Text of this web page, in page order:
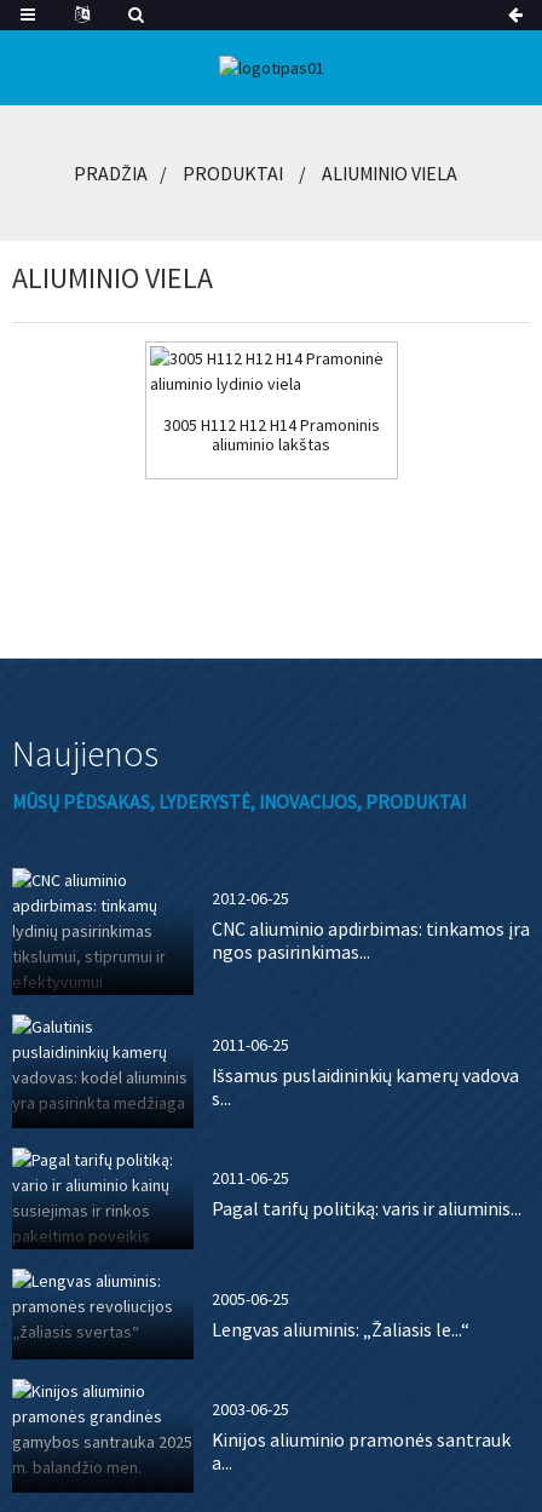
PRADŽIA PRODUKTAI ALIUMINIO VIELA
ALIUMINIO VIELA
3005 H112 H12 H14 Pramoninis
aliuminio lakštas
Naujienos
MŪSŲ PĖDSAKAS, LYDERYSTĖ, INOVACIJOS, PRODUKTAI
2012-06-25
CNC aliuminio apdirbimas: tinkamos įra
ngos pasirinkimas...
2011-06-25
Išsamus puslaidininkių kamerų vadova
s...
2011-06-25
Pagal tarifų politiką: varis ir aliuminis...
2005-06-25
Lengvas aliuminis: „Žaliasis le...“
2003-06-25
Kinijos aliuminio pramonės santrauk
a...